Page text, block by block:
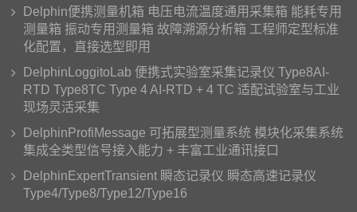
Delphin便携测量机箱 电压电流温度通用采集箱 能耗专用
测量箱 振动专用测量箱 故障溯源分析箱 工程师定型标准
化配置，直接选型即用
DelphinLoggitoLab 便携式实验室采集记录仪 Type8AI-
RTD Type8TC Type 4 AI-RTD + 4 TC 适配试验室与工业
现场灵活采集
DelphinProfiMessage 可拓展型测量系统 模块化采集系统
集成全类型信号接入能力 + 丰富工业通讯接口
DelphinExpertTransient 瞬态记录仪 瞬态高速记录仪
Type4/Type8/Type12/Type16